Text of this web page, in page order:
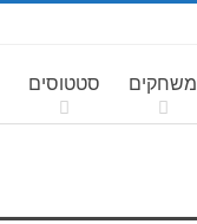
משחקים סטטוסים